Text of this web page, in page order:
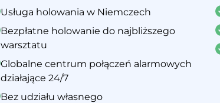
Usługa holowania w Niemczech
Bezpłatne holowanie do najbliższego
warsztatu
Globalne centrum połączeń alarmowych
działające 24/7
Bez udziału własnego